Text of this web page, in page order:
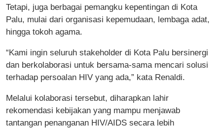
Tetapi, juga berbagai pemangku kepentingan di Kota
Palu, mulai dari organisasi kepemudaan, lembaga adat,
hingga tokoh agama.
“Kami ingin seluruh stakeholder di Kota Palu bersinergi
dan berkolaborasi untuk bersama-sama mencari solusi
terhadap persoalan HIV yang ada,” kata Renaldi.
Melalui kolaborasi tersebut, diharapkan lahir
rekomendasi kebijakan yang mampu menjawab
tantangan penanganan HIV/AIDS secara lebih